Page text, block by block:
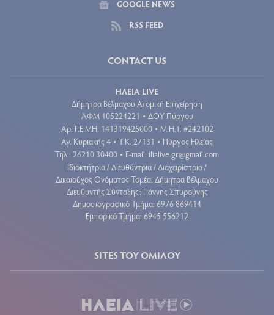
GOOGLE NEWS
RSS FEED
CONTACT US
ΗΛΕΙΑ LIVE
Δήμητρα Βέλμαχου Ατομική Επιχείρηση
ΑΦΜ 105224221 • ΔΟΥ Πύργου
Aρ. Γ.Ε.ΜΗ. 141319425000 • Μ.Η.Τ. #242102
Αγ. Κυριακής 4 • Τ.Κ. 27131 • Πύργος Ηλείας
Τηλ.: 26210 30400 • E-mail: ilialive.gr@gmail.com
Ιδιοκτήτρια / Διευθύντρια / Διαχειρίστρια /
Δικαιούχος Ονόματος Τομέα: Δήμητρα Βέλμαχου
Διευθυντής Σύνταξης: Γιάννης Σπυρούνης
Δημοσιογραφικό Τμήμα: 6976 869414
Εμπορικό Τμήμα: 6945 556212
SITES ΤΟΥ ΟΜΙΛΟΥ